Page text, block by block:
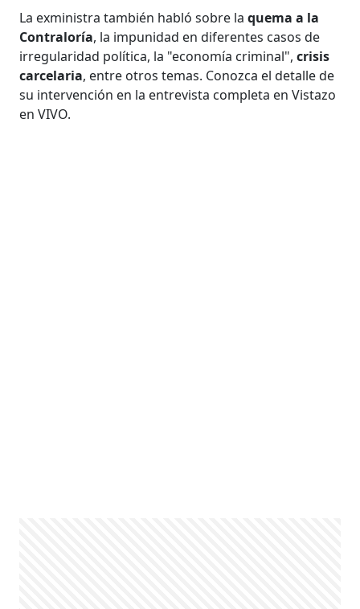
La exministra también habló sobre laquema a la
Contraloría, la impunidad en diferentes casos de
irregularidad política, la "economía criminal",crisis
carcelaria, entre otros temas. Conozca el detalle de
su intervención en la entrevista completa en Vistazo
en VIVO.